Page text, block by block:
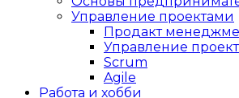
Управление проектами
Продакт
Управление
Scrum
Agile
Работа и хобби